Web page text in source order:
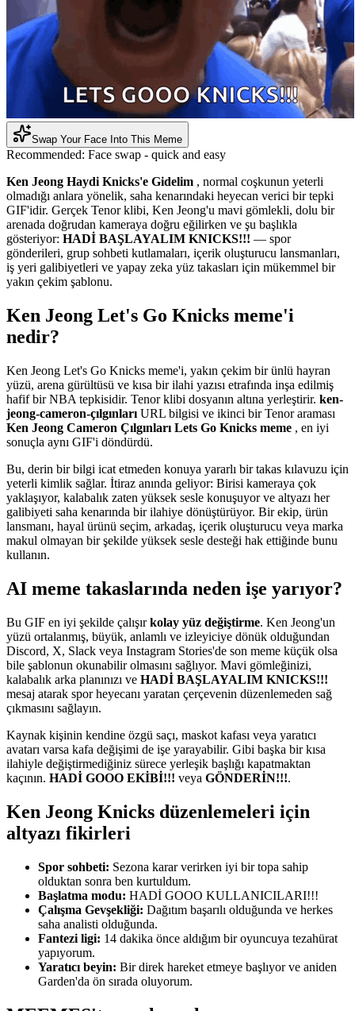
Swap Your Face Into This Meme
Recommended: Face swap - quick and easy
Ken Jeong Haydi Knicks'e Gidelim , normal coşkunun yeterli
olmadığı anlara yönelik, saha kenarındaki heyecan verici bir tepki
GIF'idir. Gerçek Tenor klibi, Ken Jeong'u mavi gömlekli, dolu bir
arenada doğrudan kameraya doğru eğilirken ve şu başlıkla
gösteriyor: HADİ BAŞLAYALIM KNICKS!!! — spor
gönderileri, grup sohbeti kutlamaları, içerik oluşturucu lansmanları,
iş yeri galibiyetleri ve yapay zeka yüz takasları için mükemmel bir
yakın çekim şablonu.
Ken Jeong Let's Go Knicks meme'i
nedir?
Ken Jeong Let's Go Knicks meme'i, yakın çekim bir ünlü hayran
yüzü, arena gürültüsü ve kısa bir ilahi yazısı etrafında inşa edilmiş
hafif bir NBA tepkisidir. Tenor klibi dosyanın altına yerleştirir. ken-
jeong-cameron-çılgınları URL bilgisi ve ikinci bir Tenor araması
Ken Jeong Cameron Çılgınları Lets Go Knicks meme , en iyi
sonuçla aynı GIF'i döndürdü.
Bu, derin bir bilgi icat etmeden konuya yararlı bir takas kılavuzu için
yeterli kimlik sağlar. İtiraz anında geliyor: Birisi kameraya çok
yaklaşıyor, kalabalık zaten yüksek sesle konuşuyor ve altyazı her
galibiyeti saha kenarında bir ilahiye dönüştürüyor. Bir ekip, ürün
lansmanı, hayal ürünü seçim, arkadaş, içerik oluşturucu veya marka
makul olmayan bir şekilde yüksek sesle desteği hak ettiğinde bunu
kullanın.
AI meme takaslarında neden işe yarıyor?
Bu GIF en iyi şekilde çalışırkolay yüz değiştirme. Ken Jeong'un
yüzü ortalanmış, büyük, anlamlı ve izleyiciye dönük olduğundan
Discord, X, Slack veya Instagram Stories'de son meme küçük olsa
bile şablonun okunabilir olmasını sağlıyor. Mavi gömleğinizi,
kalabalık arka planınızı ve HADİ BAŞLAYALIM KNICKS!!!
mesaj atarak spor heyecanı yaratan çerçevenin düzenlemeden sağ
çıkmasını sağlayın.
Kaynak kişinin kendine özgü saçı, maskot kafası veya yaratıcı
avatarı varsa kafa değişimi de işe yarayabilir. Gibi başka bir kısa
ilahiyle değiştirmediğiniz sürece yerleşik başlığı kapatmaktan
kaçının. HADİ GOOO EKİBİ!!! veya GÖNDERİN!!!.
Ken Jeong Knicks düzenlemeleri için
altyazı fikirleri
Spor sohbeti: Sezona karar verirken iyi bir topa sahip
olduktan sonra ben kurtuldum.
Başlatma modu: HADİ GOOO KULLANICILARI!!!
Çalışma Gevşekliği: Dağıtım başarılı olduğunda ve herkes
saha analisti olduğunda.
Fantezi ligi: 14 dakika önce aldığım bir oyuncuya tezahürat
yapıyorum.
Yaratıcı beyin: Bir direk hareket etmeye başlıyor ve aniden
Garden'da ön sırada oluyorum.